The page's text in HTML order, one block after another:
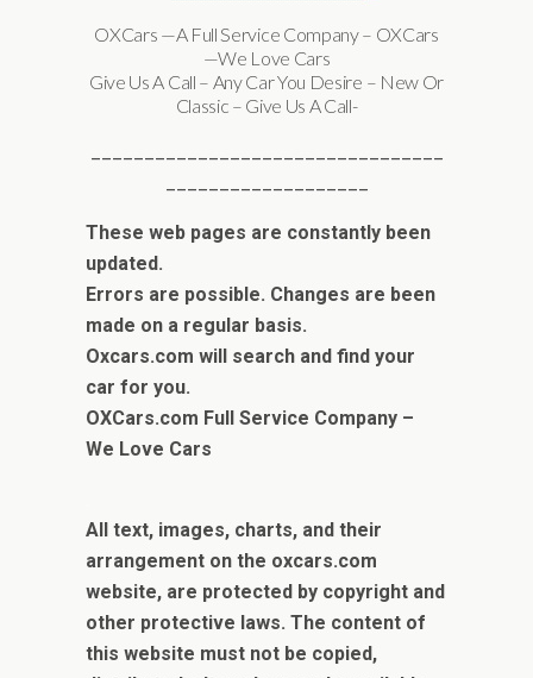
OXCars —A Full Service Company – OXCars
—We Love Cars
Give Us A Call – Any Car You Desire – New Or
Classic – Give Us A Call-
These web pages are constantly been
updated.
Errors are possible. Changes are been
made on a regular basis.
Oxcars.com will search and find your
car for you.
OXCars.com Full Service Company –
We Love Cars
All text, images, charts, and their
arrangement on the oxcars.com
website, are protected by copyright and
other protective laws. The content of
this website must not be copied,